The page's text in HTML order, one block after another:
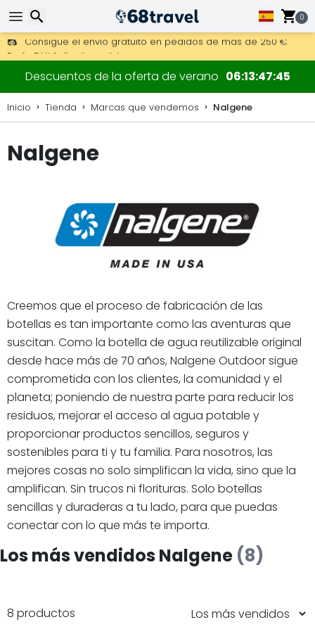
0
Consigue el envío gratuito en pedidos de más de 250 €.
Envío DHL 1 día disponible.
30 días para devoluciones, 90 días para mapas de madera
Descuentos de la oferta de verano 06134745
Inicio Tienda Marcas que vendemos Nalgene
Nalgene
Creemos que el proceso de fabricación de las
botellas es tan importante como las aventuras que
suscitan. Como la botella de agua reutilizable original
desde hace más de 70 años, Nalgene Outdoor sigue
comprometida con los clientes, la comunidad y el
planeta; poniendo de nuestra parte para reducir los
residuos, mejorar el acceso al agua potable y
proporcionar productos sencillos, seguros y
sostenibles para ti y tu familia. Para nosotros, las
mejores cosas no solo simplifican la vida, sino que la
amplifican. Sin trucos ni florituras. Solo botellas
sencillas y duraderas a tu lado, para que puedas
conectar con lo que más te importa.
Los más vendidos Nalgene (8)
8 productos
Buscar